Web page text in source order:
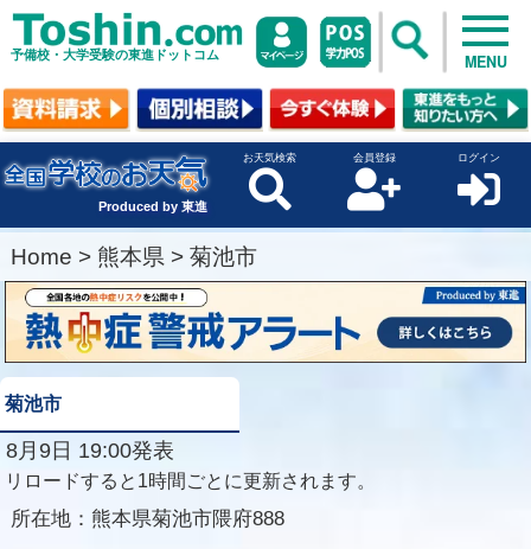
予備校・大学受験の東進ドットコム MENU
Produced by 東進
お天気検索 会員登録 ログイン
Home > 熊本県 > 菊池市
菊池市
8月9日 19:00発表
リロードすると1時間ごとに更新されます。
所在地： 熊本県菊池市隈府888